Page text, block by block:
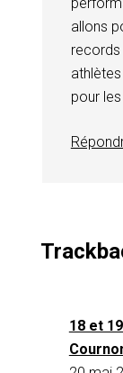
allons
records
pour
18 et